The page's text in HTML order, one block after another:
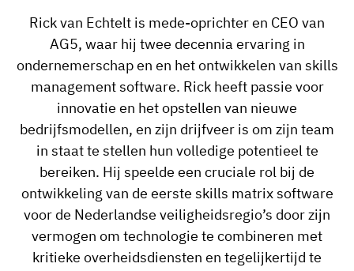
Medewerkersprofiel
Trainingsgeschiedenis
Certificaten & licenties
Frontline skills-app
Compliance
Opleidingsvereisten
Inzetbaarheid van het personeel
Bekijk
nu
Per rol
Trainingscoördinator
Operationeel manager
ICT-manager
Auditor
Food
JDE Coffee
Syngenta
Chemisch
Ashland
Klantsucces
Kennisbank
AG5-status
Ondersteuning
Bedrijf
Neem contact op
Rick van Echtelt is mede-oprichter en CEO van
AG5, waar hij twee decennia ervaring in
ondernemerschap en en het ontwikkelen van skills
management software. Rick heeft passie voor
innovatie en het opstellen van nieuwe
bedrijfsmodellen, en zijn drijfveer is om zijn team
in staat te stellen hun volledige potentieel te
bereiken. Hij speelde een cruciale rol bij de
ontwikkeling van de eerste skills matrix software
voor de Nederlandse veiligheidsregio’s door zijn
vermogen om technologie te combineren met
kritieke overheidsdiensten en tegelijkertijd te